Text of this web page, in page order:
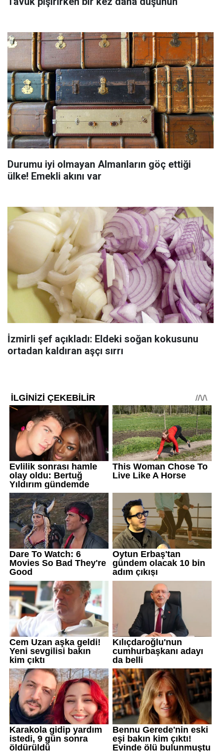
Durumu iyi olmayan Almanların göç ettiği
ülke! Emekli akını var
İzmirli şef açıkladı: Eldeki soğan kokusunu
ortadan kaldıran aşçı sırrı